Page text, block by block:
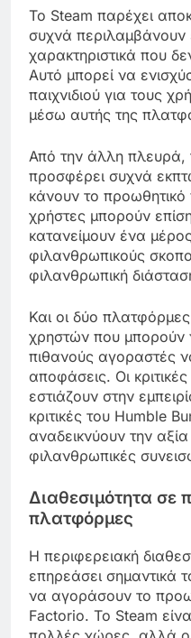
Το Steam παρέχει
συχνά περιλαμβάνουν
χαρακτηριστικά που
Αυτό μπορεί να
παιχνιδιού για τους
μέσω αυτής της
Από την άλλη πλευρά,
προσφέρει συχνά
κάνουν το προωθητικό
χρήστες μπορούν
κατανείμουν ένα
φιλανθρωπικούς
φιλανθρωπική
Και οι δύο πλατφόρμες
χρηστών που μπορούν
πιθανούς αγοραστές
αποφάσεις. Οι
εστιάζουν στην
κριτικές του Humble
αναδεικνύουν την
φιλανθρωπικές
Διαθεσιμότητα σε
πλατφόρμες
Η περιφερειακή
επηρεάσει σημαντικά
να αγοράσουν το
Factorio. Το Steam